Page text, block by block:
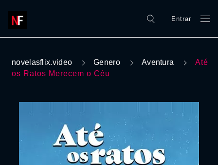
Entrar
novelasflix.video Genero Aventura
Até
os Ratos Merecem o Céu